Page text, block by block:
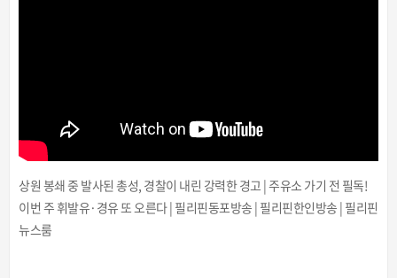
상원 봉쇄 중 발사된 총성, 경찰이 내린 강력한 경고 | 주유소 가기 전 필독!
이번 주 휘발유·경유 또 오른다 | 필리핀동포방송 | 필리핀한인방송 | 필리핀
뉴스룸